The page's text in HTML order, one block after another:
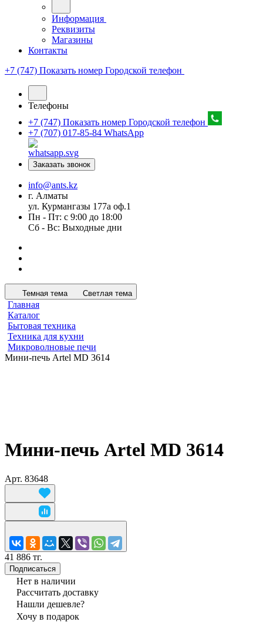
Информация
Реквизиты
Магазины
Контакты
+7 (747) Показать номер Городской телефон
Телефоны
+7 (747) Показать номер Городской телефон
+7 (707) 017-85-84 WhatsApp
Заказать звонок
info@ants.kz
г. Алматы
ул. Курмангазы 177а оф.1
Пн - Пт: с 9:00 до 18:00
Сб - Вс: Выходные дни
Темная тема Светлая тема
Главная
Каталог
Бытовая техника
Техника для кухни
Микроволновые печи
Мини-печь Artel MD 3614
Мини-печь Artel MD 3614
Арт. 83648
41 886 тг.
Подписаться
Нет в наличии
Рассчитать доставку
Нашли дешевле?
Хочу в подарок